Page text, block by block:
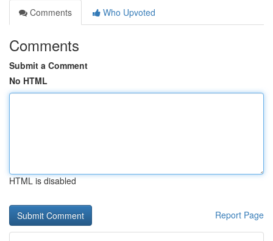
Comments
Who Upvoted
Comments
Submit a Comment
No HTML
HTML is disabled
Report Page